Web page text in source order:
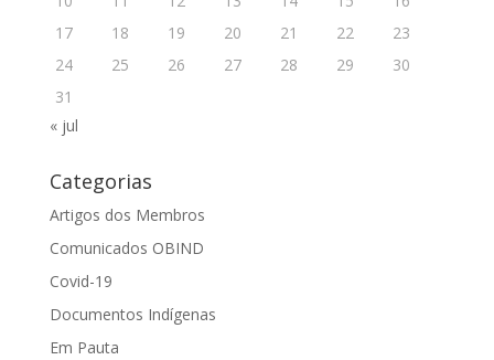
17
18 19 20 21 22
23
24
25 26 27 28 29
30
31
« jul
Categorias
Artigos dos Membros
Comunicados OBIND
Covid-19
Documentos Indígenas
Em Pauta